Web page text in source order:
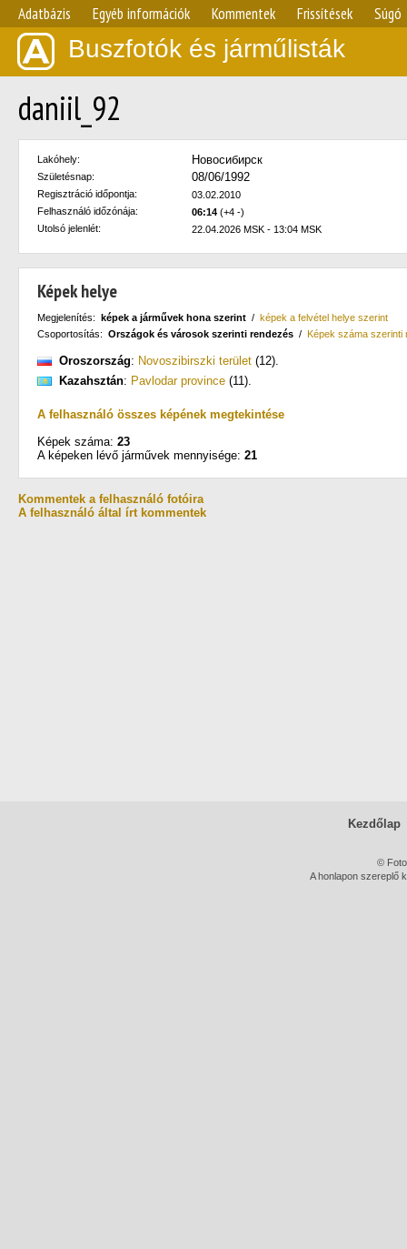
Adatbázis Egyéb információk Kommentek Frissítések Súgó
Buszfotók és járműlisták
daniil_92
Lakóhely: Новосибирск
Születésnap: 08/06/1992
Regisztráció időpontja:
03.02.2010
Felhasználó időzónája:
06:14 (+4 -)
Utolsó jelenlét:
22.04.2026 MSK - 13:04 MSK
Képek helye
Megjelenítés: képek a járművek hona szerint / képek a felvétel helye szerint
Csoportosítás: Országok és városok szerinti rendezés / Képek száma szerinti
Oroszország: Novoszibirszki terület (12).
Kazahsztán: Pavlodar province (11).
A felhasználó összes képének megtekintése
Képek száma: 23
A képeken lévő járművek mennyisége: 21
Kommentek a felhasználó fotóira
A felhasználó által írt kommentek
Kezdőlap
©
A honlapon szereplő